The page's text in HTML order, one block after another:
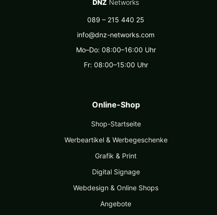
DNZ Networks
089 – 215 440 25
info@dnz-networks.com
Mo–Do: 08:00–16:00 Uhr
Fr: 08:00–15:00 Uhr
Online-Shop
Shop-Startseite
Werbeartikel & Werbegeschenke
Grafik & Print
Digital Signage
Webdesign & Online Shops
Angebote